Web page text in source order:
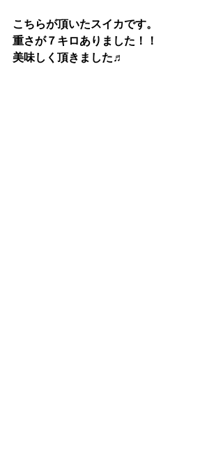
こちらが頂いたスイカです。
重さが７キロありました！！
美味しく頂きました♬